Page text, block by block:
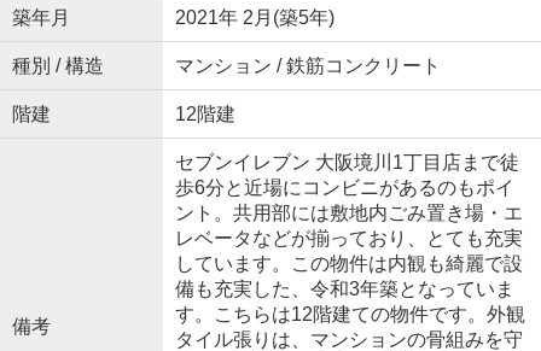
築年月 2021年 2月(築5年)
種別 / 構造 マンション / 鉄筋コンクリート
階建 12階建
備考
セブンイレブン 大阪境川1丁目店まで徒
歩6分と近場にコンビニがあるのもポイ
ント。共用部には敷地内ごみ置き場・エ
レベータなどが揃っており、とても充実
しています。この物件は内観も綺麗で設
備も充実した、令和3年築となっていま
す。こちらは12階建ての物件です。外観
タイル張りは、マンションの骨組みを守